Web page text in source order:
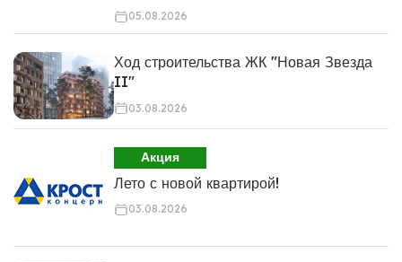
05.08.2026
Ход строительства ЖК "Новая Звезда
II"
03.08.2026
Акция
Лето с новой квартирой!
03.08.2026